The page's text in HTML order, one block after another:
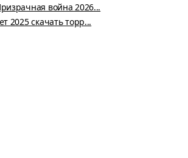
война 2026...
2025 скачать торр...